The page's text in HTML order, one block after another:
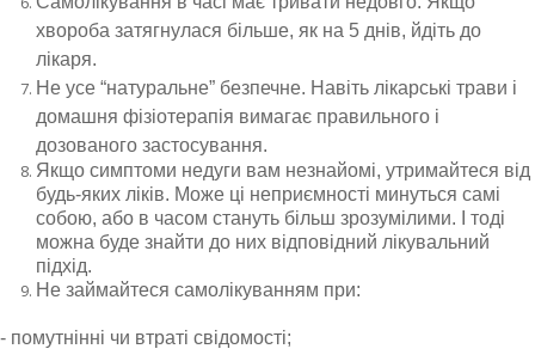
хвороба затягнулася більше, як на 5 днів, йдіть до
лікаря.
Не усе “натуральне” безпечне. Навіть лікарські трави і
домашня фізіотерапія вимагає правильного і
дозованого застосування.
Якщо симптоми недуги вам незнайомі, утримайтеся від
будь-яких ліків. Може ці неприємності минуться самі
собою, або в часом стануть більш зрозумілими. І тоді
можна буде знайти до них відповідний лікувальний
підхід.
Не займайтеся самолікуванням при:
- помутнінні чи втраті свідомості;